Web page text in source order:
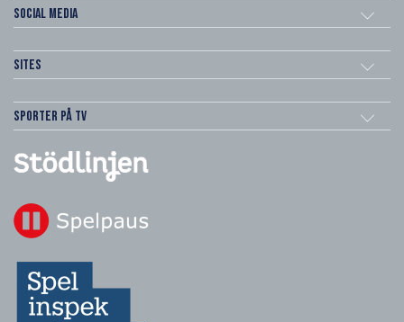
Social Media
Sites
Sporter på TV